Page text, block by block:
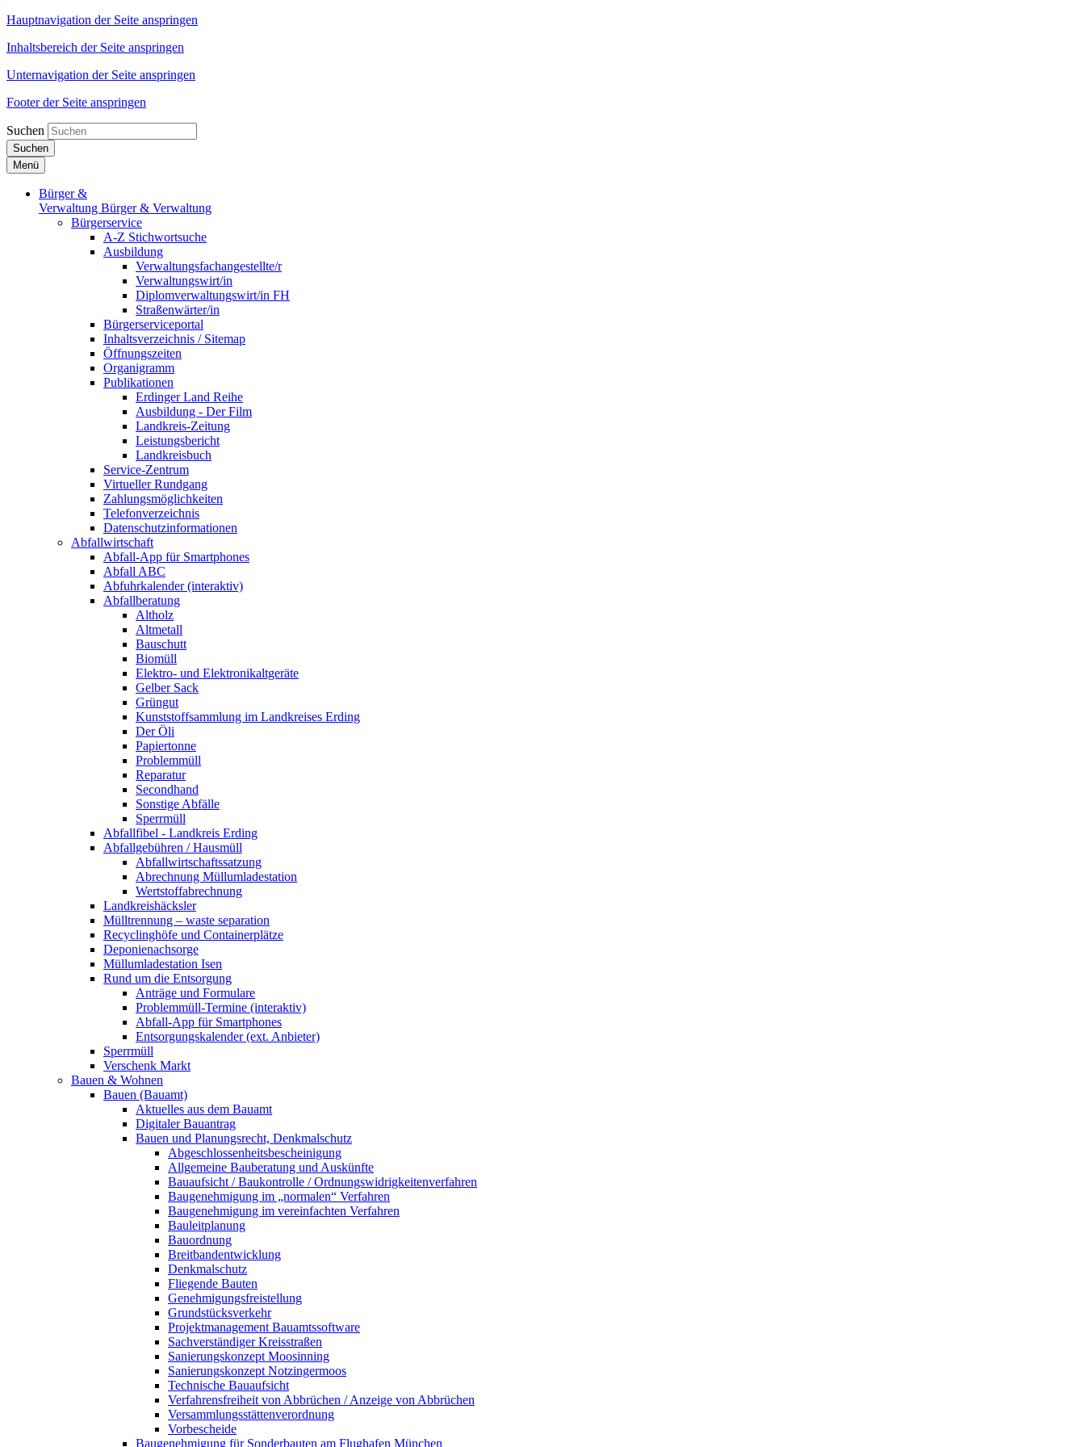
Hauptnavigation der Seite anspringen
Inhaltsbereich der Seite anspringen
Unternavigation der Seite anspringen
Footer der Seite anspringen
Suchen
Suchen
Menü
Bürger &
Verwaltung Bürger & Verwaltung
Bürgerservice
A-Z Stichwortsuche
Ausbildung
Verwaltungsfachangestellte/r
Verwaltungswirt/in
Diplomverwaltungswirt/in FH
Straßenwärter/in
Bürgerserviceportal
Inhaltsverzeichnis / Sitemap
Öffnungszeiten
Organigramm
Publikationen
Erdinger Land Reihe
Ausbildung - Der Film
Landkreis-Zeitung
Leistungsbericht
Landkreisbuch
Service-Zentrum
Virtueller Rundgang
Zahlungsmöglichkeiten
Telefonverzeichnis
Datenschutzinformationen
Abfallwirtschaft
Abfall-App für Smartphones
Abfall ABC
Abfuhrkalender (interaktiv)
Abfallberatung
Altholz
Altmetall
Bauschutt
Biomüll
Elektro- und Elektronikaltgeräte
Gelber Sack
Grüngut
Kunststoffsammlung im Landkreises Erding
Der Öli
Papiertonne
Problemmüll
Reparatur
Secondhand
Sonstige Abfälle
Sperrmüll
Abfallfibel - Landkreis Erding
Abfallgebühren / Hausmüll
Abfallwirtschaftssatzung
Abrechnung Müllumladestation
Wertstoffabrechnung
Landkreishäcksler
Mülltrennung – waste separation
Recyclinghöfe und Containerplätze
Deponienachsorge
Müllumladestation Isen
Rund um die Entsorgung
Anträge und Formulare
Problemmüll-Termine (interaktiv)
Abfall-App für Smartphones
Entsorgungskalender (ext. Anbieter)
Sperrmüll
Verschenk Markt
Bauen & Wohnen
Bauen (Bauamt)
Aktuelles aus dem Bauamt
Digitaler Bauantrag
Bauen und Planungsrecht, Denkmalschutz
Abgeschlossenheitsbescheinigung
Allgemeine Bauberatung und Auskünfte
Bauaufsicht / Baukontrolle / Ordnungswidrigkeitenverfahren
Baugenehmigung im „normalen“ Verfahren
Baugenehmigung im vereinfachten Verfahren
Bauleitplanung
Bauordnung
Breitbandentwicklung
Denkmalschutz
Fliegende Bauten
Genehmigungsfreistellung
Grundstücksverkehr
Projektmanagement Bauamtssoftware
Sachverständiger Kreisstraßen
Sanierungskonzept Moosinning
Sanierungskonzept Notzingermoos
Technische Bauaufsicht
Verfahrensfreiheit von Abbrüchen / Anzeige von Abbrüchen
Versammlungsstättenverordnung
Vorbescheide
Baugenehmigung für Sonderbauten am Flughafen München